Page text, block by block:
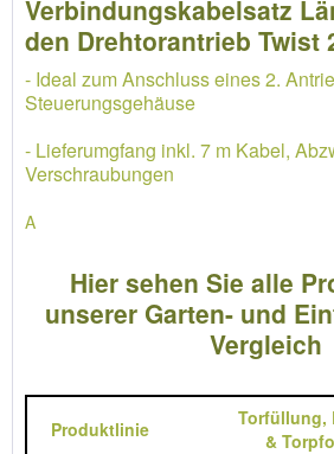
Verbindungskabelsatz
den Drehtorantrieb Twist
- Ideal zum Anschluss eines 2.
Steuerungsgehäuse
- Lieferumgfang inkl. 7 m Kabel,
Verschraubungen
A
Hier sehen Sie alle
unserer Garten- und
Vergleich
Produktlinie Torfüllung,
&